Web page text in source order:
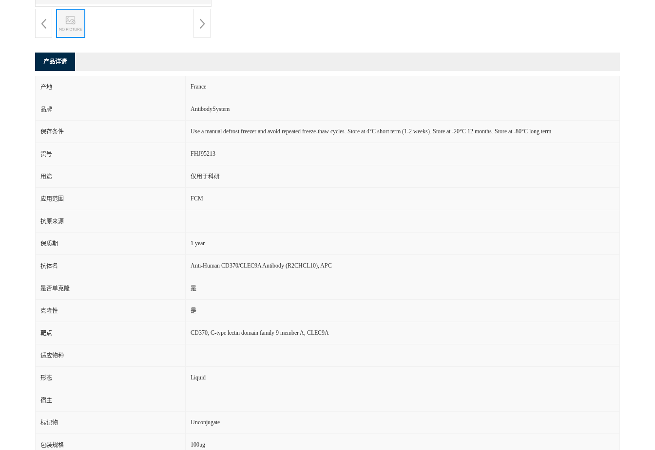
产品详请
产地 France
品牌 AntibodySystem
保存条件 Use a manual defrost freezer and avoid repeated freeze-thaw cycles. Store at 4°C short term (1-2 weeks). Store at -20°C 12 months. Store at -80°C long term.
货号 FHJ95213
用途 仅用于科研
应用范围 FCM
抗原来源
保质期 1 year
抗体名 Anti-Human CD370/CLEC9A Antibody (R2CHCL10), APC
是否单克隆 是
克隆性 是
靶点 CD370, C-type lectin domain family 9 member A, CLEC9A
适应物种
形态 Liquid
宿主
标记物 Unconjugate
包装规格 100μg